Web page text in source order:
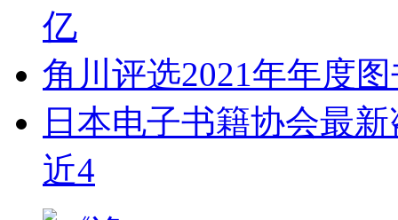
亿
角川评选2021年年度
日本电子书籍协会最
近4